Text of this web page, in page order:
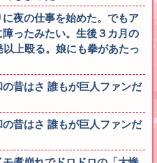
夜の仕事を始めた。でもア
ったみたい。生後３カ月の
上殴る。娘にも拳があたっ
昔はさ 誰もが巨人ファンだ
昔はさ 誰もが巨人ファンだ